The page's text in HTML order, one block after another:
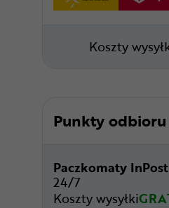
Koszty
Punkty odbioru
Paczkomaty InPost
24/7
Koszty wysyłki